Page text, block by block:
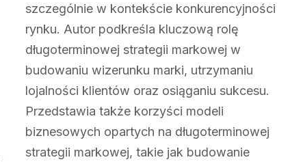
szczególnie w kontekście konkurencyjności
rynku. Autor podkreśla kluczową rolę
długoterminowej strategii markowej w
budowaniu wizerunku marki, utrzymaniu
lojalności klientów oraz osiąganiu sukcesu.
Przedstawia także korzyści modeli
biznesowych opartych na długoterminowej
strategii markowej, takie jak budowanie